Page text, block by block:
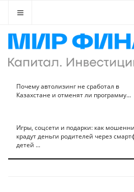
Почему автолизинг не сработал в
Казахстане и отменят ли программу...
Игры, соцсети и подарки: как
крадут деньги родителей через
детей ...